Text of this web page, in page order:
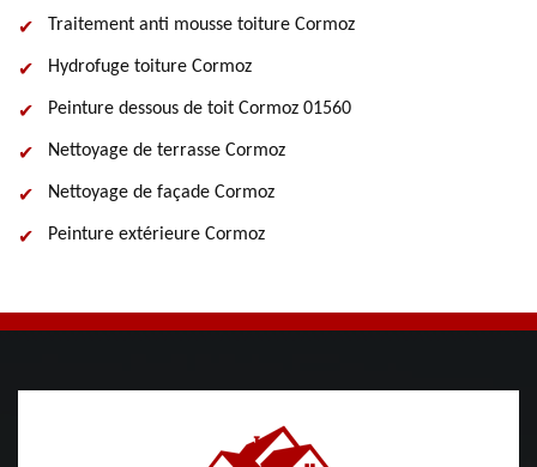
Traitement anti mousse toiture Cormoz
Hydrofuge toiture Cormoz
Peinture dessous de toit Cormoz 01560
Nettoyage de terrasse Cormoz
Nettoyage de façade Cormoz
Peinture extérieure Cormoz